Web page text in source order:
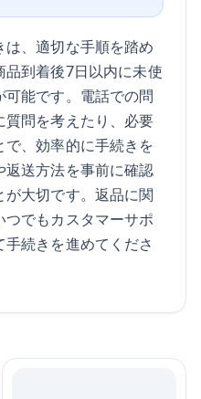
、適切な手順を踏め
到着後7日以内に未使
能です。電話での問
問を考えたり、必要
、効率的に手続きを
送方法を事前に確認
大切です。返品に関
でもカスタマーサポ
続きを進めてくださ